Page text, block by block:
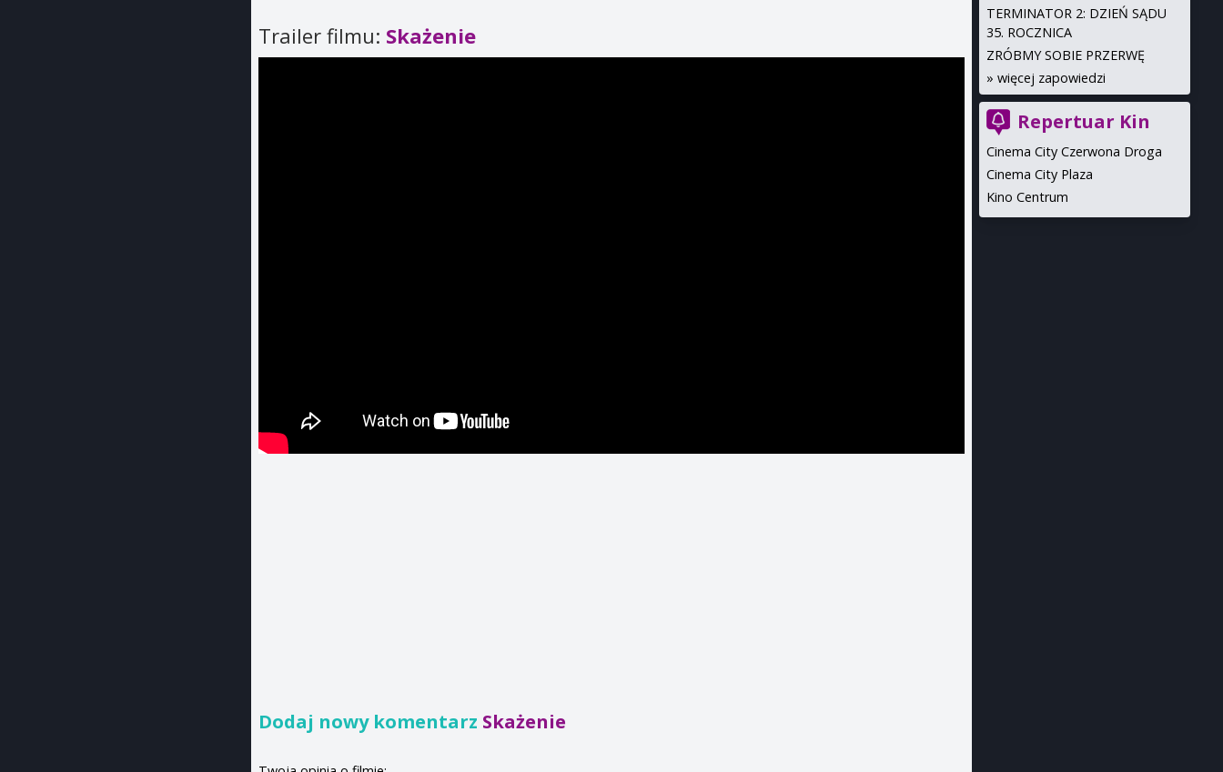
Trailer filmu: Skażenie
Dodaj nowy komentarz Skażenie
TERMINATOR 2: DZIEŃ SĄDU
35. ROCZNICA
ZRÓBMY SOBIE PRZERWĘ
» więcej zapowiedzi
Repertuar Kin
Cinema City Czerwona Droga
Cinema City Plaza
Kino Centrum